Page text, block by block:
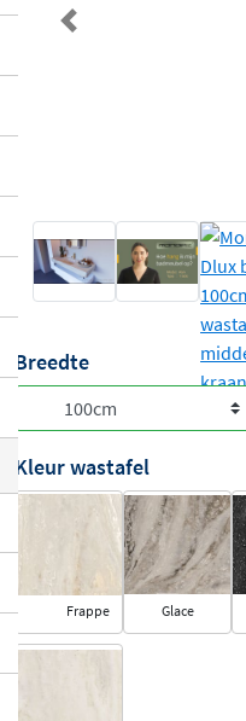
Previous
Breedte
Kleur wastafel
Frappe Glace